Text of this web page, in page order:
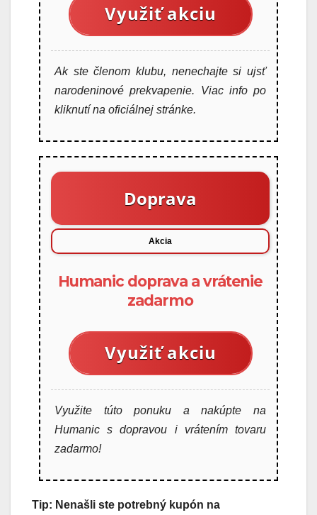
Využiť akciu
Ak ste členom klubu, nenechajte si ujsť
narodeninové prekvapenie. Viac info po
kliknutí na oficiálnej stránke.
Doprava
Akcia
Humanic doprava a vrátenie
zadarmo
Využiť akciu
Využite túto ponuku a nakúpte na
Humanic s dopravou i vrátením tovaru
zadarmo!
Tip: Nenašli ste potrebný kupón na